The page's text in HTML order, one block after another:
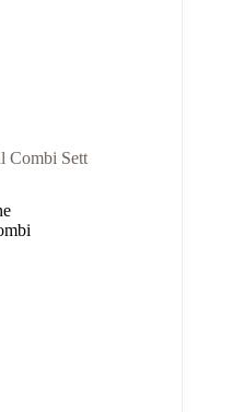
Combi Sett